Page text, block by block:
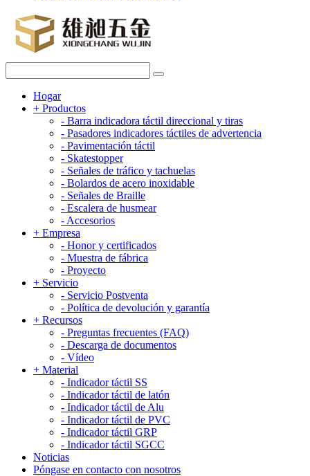
Hogar
+ Productos
- Barra indicadora táctil direccional y tiras
- Pasadores indicadores táctiles de advertencia
- Pavimentación táctil
- Skatestopper
- Señales de tráfico y tachuelas
- Bolardos de acero inoxidable
- Señales de Braille
- Escalera de husmear
- Accesorios
+ Empresa
- Honor y certificados
- Muestra de fábrica
- Proyecto
+ Servicio
- Servicio Postventa
- Política de devolución y garantía
+ Recursos
- Preguntas frecuentes (FAQ)
- Descarga de documentos
- Vídeo
+ Material
- Indicador táctil SS
- Indicador táctil de latón
- Indicador táctil de Alu
- Indicador táctil de PVC
- Indicador táctil GRP
- Indicador táctil SGCC
Noticias
Póngase en contacto con nosotros